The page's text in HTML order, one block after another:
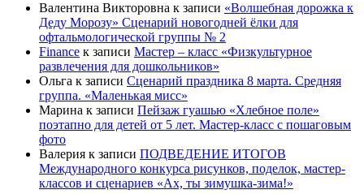
Валентина Викторовна к записи «Волшебная дорожка к
Деду Морозу» Сценарий новогодней ёлки для
офтальмологической группы № 2
Finance к записи Мастер – класс «Физкультурное
развлечения для дошкольников»
Ольга к записи Сценарий праздника 8 марта. Средняя
группа. «Маленькая мисс»
Марина к записи Пейзаж гуашью «Хлебное поле»
поэтапно для детей от 5 лет. Мастер-класс с пошаговым
фото
Валерия к записи ПОДВЕДЕНИЕ ИТОГОВ
Международного конкурса рисунков, поделок, мастер-
классов и сценариев «Ах, ты зимушка-зима!»